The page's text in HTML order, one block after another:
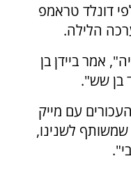
דונלד טראמפ
הלילה.
בעיה", אמר ביידן בן
עם מייק
לשנינו,